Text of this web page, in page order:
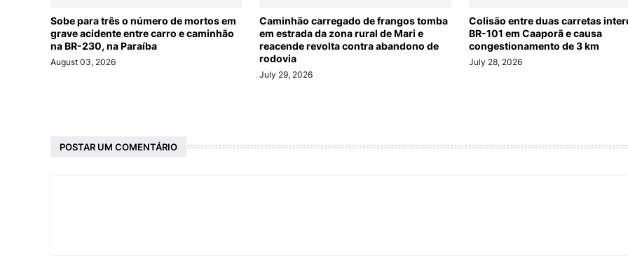
Sobe para três o número de mortos em
grave acidente entre carro e caminhão
na BR-230, na Paraíba
August 03, 2026
Caminhão carregado de frangos tomba
em estrada da zona rural de Mari e
reacende revolta contra abandono de
rodovia
July 29, 2026
Colisão entre duas carretas
BR-101 em Caaporã e causa
congestionamento de 3 km
July 28, 2026
POSTAR UM COMENTÁRIO